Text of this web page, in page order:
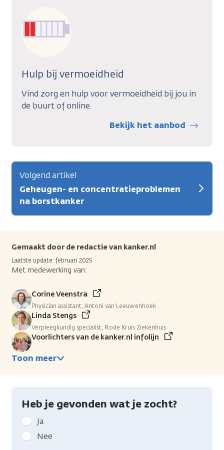
Hulp bij vermoeidheid
Vind zorg en hulp voor vermoeidheid bij jou in
de buurt of online.
Bekijk het aanbod
Volgend artikel
Geheugen- en concentratieproblemen
na borstkanker
Gemaakt door de redactie van kanker.nl
Laatste update: februari 2025
Met medewerking van:
Corine Veenstra
Physician assistant, Antoni van Leeuwenhoek
Linda Stengs
Verpleegkundig specialist, Rode Kruis Ziekenhuis
Voorlichters van de kanker.nl infolijn
Toon meer
Heb je gevonden wat je zocht?
Geef
kanker.nl
feedback:
Ja
Nee